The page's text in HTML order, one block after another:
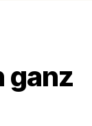
ganz